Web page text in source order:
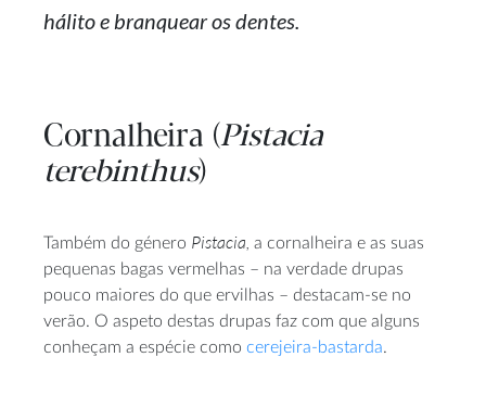
hálito e branquear os dentes.
Cornalheira (Pistacia
terebinthus)
Também do género Pistacia, a cornalheira e as suas
pequenas bagas vermelhas – na verdade drupas
pouco maiores do que ervilhas – destacam-se no
verão. O aspeto destas drupas faz com que alguns
conheçam a espécie como cerejeira-bastarda.